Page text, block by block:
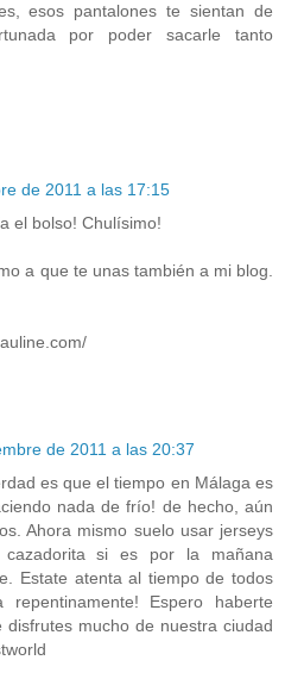
esos pantalones te sientan de
por poder sacarle tanto
de 2011 a las 17:15
el bolso! Chulísimo!
a que te unas también a mi blog.
de 2011 a las 20:37
es que el tiempo en Málaga es
nada de frío! de hecho, aún
Ahora mismo suelo usar jerseys
si es por la mañana
Estate atenta al tiempo de todos
Espero haberte
mucho de nuestra ciudad